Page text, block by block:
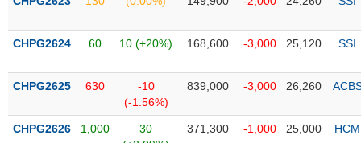
CHPG2624 60 10 (+20%) 168,600 -3,000 25,120 SSI
CHPG2625 630
-10
(-1.56%)
839,000 -3,000 26,260
CHPG2626 1,000
30
371,300 -1,000 25,000 HCM
SÓC
KHỎE